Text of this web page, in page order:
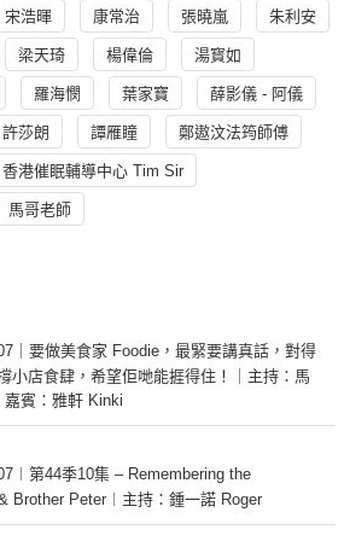
宋浩暉 康常治 張曉嵐 朱利安
梁天琦 楊偉倫 湯寳如
羅海憫 葉家寶 薛影儀 - 阿儀
許莎朗 譚雁瞳 鄭遨汶法筠師傅
香港催眠輔導中心 Tim Sir
馬哥老師
｜要做美食家 Foodie，最緊要講真話，對得
小店食肆，希望佢哋能捱得住！｜主持：馬
賓：雅軒 Kinki
第44季10集 – Remembering the
Brother Peter︱主持：鍾一諾 Roger